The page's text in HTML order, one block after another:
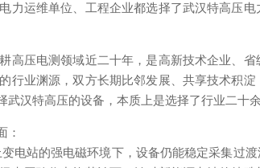
力运维单位、工程企业都选择了武汉特高压
高压电测领域近二十年，是高新技术企业、
行业渊源，双方长期比邻发展、共享技术积
汉特高压的设备，本质上是选择了行业二十
：
电站的强电磁环境下，设备仍能稳定采集过